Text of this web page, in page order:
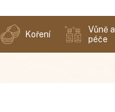
Koření
Vůně a
péče